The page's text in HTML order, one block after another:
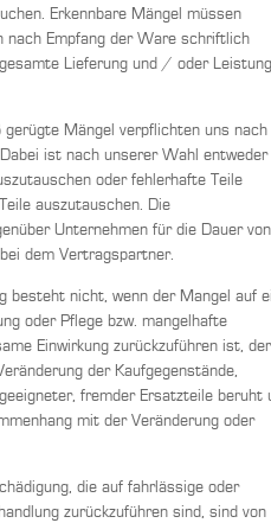
Erkennbare Mängel müssen
nach Empfang der Ware schriftlich
Lieferung und / oder Leistung
Mängel verpflichten uns nach
ist nach unserer Wahl entweder
oder fehlerhafte Teile
auszutauschen. Die
Unternehmen für die Dauer von
dem Vertragspartner.
besteht nicht, wenn der Mangel auf
oder Pflege bzw. mangelhafte
Einwirkung zurückzuführen ist, der
der Kaufgegenstände,
fremder Ersatzteile beruht
mit der Veränderung oder
die auf fahrlässige oder
zurückzuführen sind, sind von